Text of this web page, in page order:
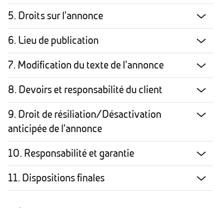
5. Droits sur l'annonce
6. Lieu de publication
7. Modification du texte de l'annonce
8. Devoirs et responsabilité du client
9. Droit de résiliation/Désactivation
anticipée de l'annonce
10. Responsabilité et garantie
11. Dispositions finales